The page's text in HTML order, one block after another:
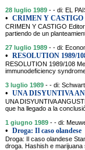
28 luglio 1989 - - di: EL
• CRIMEN Y CASTIGO
CRIMEN Y CASTIGO
partiendo de un
27 luglio 1989 - - di:
• RESOLUTION 1989/
RESOLUTION 1989/108
immunodeficiency
3 luglio 1989 - - di:
• UNA DISYUNTIVA
UNA DISYUNTIVA
que ha llegado a la
1 giugno 1989 - - di:
• Droga: Il caso olandese
Droga: Il caso olandese
droga. Hashish e